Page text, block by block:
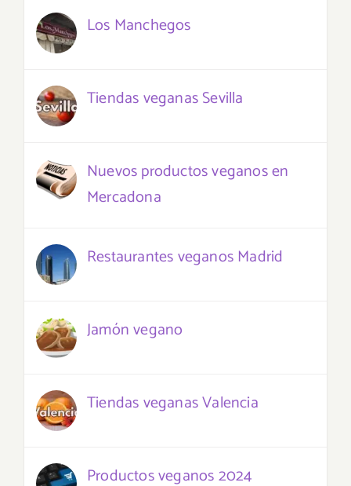
Los Manchegos
Tiendas veganas Sevilla
Nuevos productos veganos en
Mercadona
Restaurantes veganos Madrid
Jamón vegano
Tiendas veganas Valencia
Productos veganos 2024